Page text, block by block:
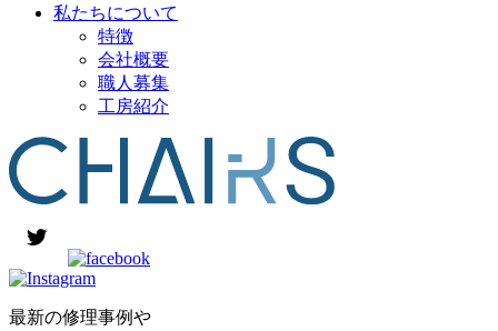
私たちについて
特徴
会社概要
職人募集
工房紹介
最新の修理事例や